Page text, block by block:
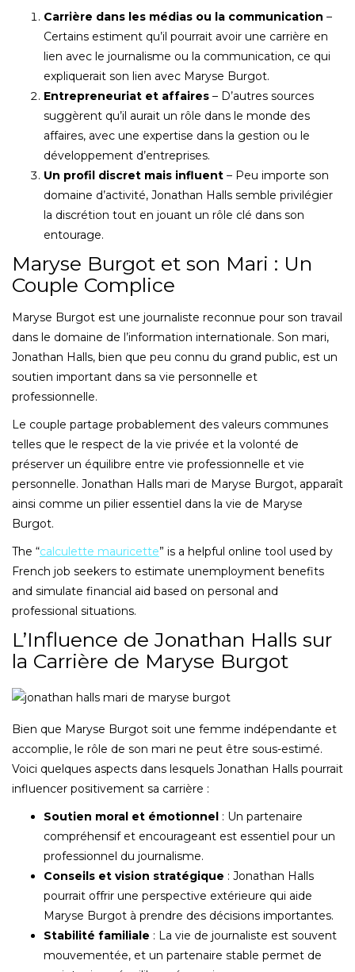
Carrière dans les médias ou la communication –
Certains estiment qu’il pourrait avoir une carrière en
lien avec le journalisme ou la communication, ce qui
expliquerait son lien avec Maryse Burgot.
Entrepreneuriat et affaires – D’autres sources
suggèrent qu’il aurait un rôle dans le monde des
affaires, avec une expertise dans la gestion ou le
développement d’entreprises.
Un profil discret mais influent – Peu importe son
domaine d’activité, Jonathan Halls semble privilégier
la discrétion tout en jouant un rôle clé dans son
entourage.
Maryse Burgot et son Mari : Un
Couple Complice
Maryse Burgot est une journaliste reconnue pour son travail
dans le domaine de l’information internationale. Son mari,
Jonathan Halls, bien que peu connu du grand public, est un
soutien important dans sa vie personnelle et
professionnelle.
Le couple partage probablement des valeurs communes
telles que le respect de la vie privée et la volonté de
préserver un équilibre entre vie professionnelle et vie
personnelle. Jonathan Halls mari de Maryse Burgot, apparaît
ainsi comme un pilier essentiel dans la vie de Maryse
Burgot.
The “calculette mauricette” is a helpful online tool used by
French job seekers to estimate unemployment benefits
and simulate financial aid based on personal and
professional situations.
L’Influence de Jonathan Halls sur
la Carrière de Maryse Burgot
Bien que Maryse Burgot soit une femme indépendante et
accomplie, le rôle de son mari ne peut être sous-estimé.
Voici quelques aspects dans lesquels Jonathan Halls pourrait
influencer positivement sa carrière :
Soutien moral et émotionnel : Un partenaire
compréhensif et encourageant est essentiel pour un
professionnel du journalisme.
Conseils et vision stratégique : Jonathan Halls
pourrait offrir une perspective extérieure qui aide
Maryse Burgot à prendre des décisions importantes.
Stabilité familiale : La vie de journaliste est souvent
mouvementée, et un partenaire stable permet de